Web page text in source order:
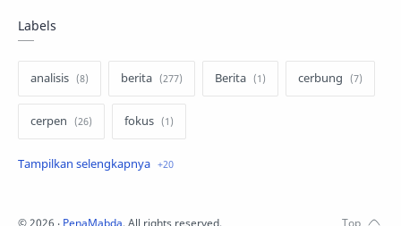
Labels
analisis berita Berita cerbung
cerpen fokus
hukum internasional
© 2026 ‧ PenaMabda. All rights reserved.